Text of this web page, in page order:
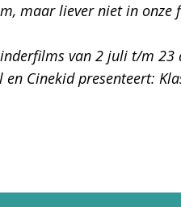
maar liever niet in onze
van 2 juli t/m 23
Cinekid presenteert: